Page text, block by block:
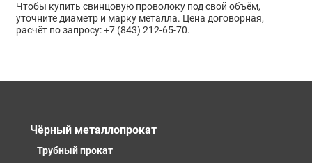
Чтобы купить свинцовую проволоку под свой объём,
уточните диаметр и марку металла. Цена договорная,
расчёт по запросу: +7 (843) 212-65-70.
Чёрный металлопрокат
Трубный прокат